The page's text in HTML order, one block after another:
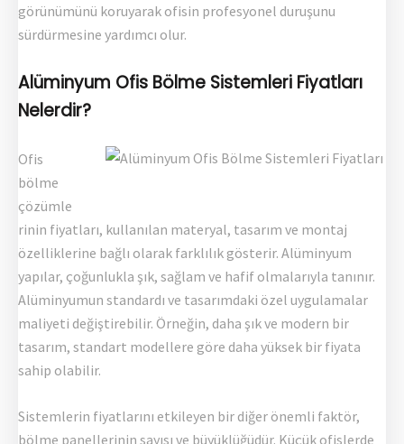
görünümünü koruyarak ofisin profesyonel duruşunu
sürdürmesine yardımcı olur.
Alüminyum Ofis Bölme Sistemleri Fiyatları
Nelerdir?
Ofis
bölme
çözümle
rinin fiyatları, kullanılan materyal, tasarım ve montaj
özelliklerine bağlı olarak farklılık gösterir. Alüminyum
yapılar, çoğunlukla şık, sağlam ve hafif olmalarıyla tanınır.
Alüminyumun standardı ve tasarımdaki özel uygulamalar
maliyeti değiştirebilir. Örneğin, daha şık ve modern bir
tasarım, standart modellere göre daha yüksek bir fiyata
sahip olabilir.
Sistemlerin fiyatlarını etkileyen bir diğer önemli faktör,
bölme panellerinin sayısı ve büyüklüğüdür. Küçük ofislerde